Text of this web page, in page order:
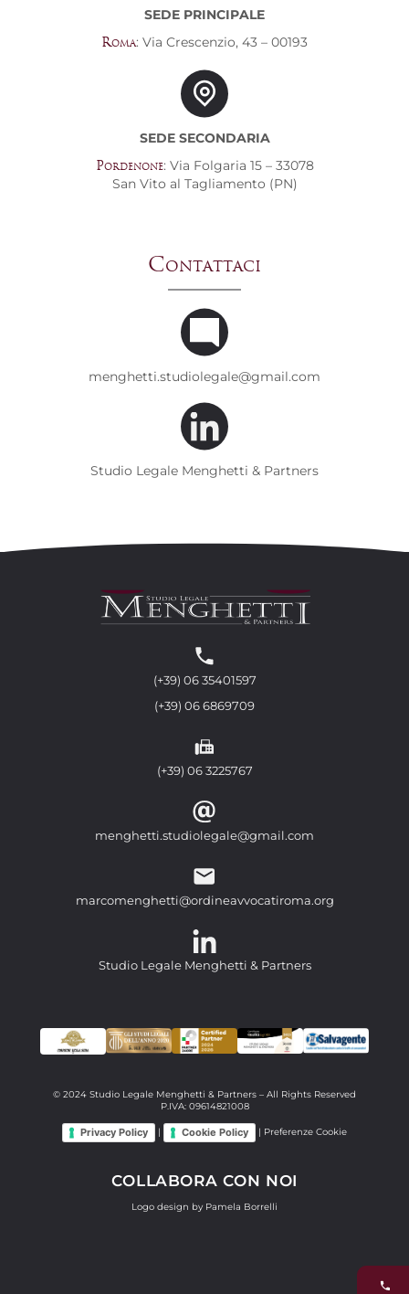
SEDE PRINCIPALE
Roma: Via Crescenzio, 43 – 00193
SEDE SECONDARIA
Pordenone: Via Folgaria 15 – 33078
San Vito al Tagliamento (PN)
Contattaci
menghetti.studiolegale@gmail.com
Studio Legale Menghetti & Partners
(+39) 06 35401597
(+39) 06 6869709
(+39) 06 3225767
menghetti.studiolegale@gmail.com
marcomenghetti@ordineavvocatiroma.org
Studio Legale Menghetti & Partners
© 2024 Studio Legale Menghetti & Partners – All Rights Reserved
P.IVA: 09614821008
Privacy Policy | Cookie Policy | Preferenze Cookie
COLLABORA CON NOI
Logo design by Pamela Borrelli